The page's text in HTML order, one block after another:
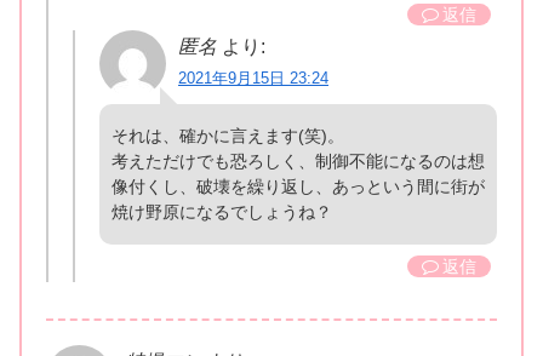
返信
匿名 より:
2021年9月15日 23:24
それは、確かに言えます(笑)。
考えただけでも恐ろしく、制御不能になるのは想
像付くし、破壊を繰り返し、あっという間に街が
焼け野原になるでしょうね？
返信